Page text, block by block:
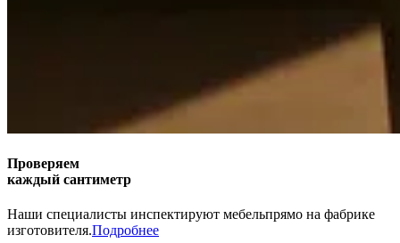
Проверяем
каждый сантиметр
Наши специалисты инспектируют мебельпрямо на фабрике
изготовителя.Подробнее